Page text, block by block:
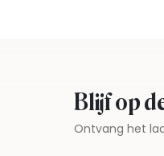
Blijf op
Ontvang het